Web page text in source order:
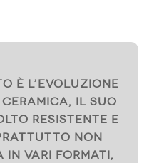
è l’evoluzione
il suo
resistente e
non
in vari formati,